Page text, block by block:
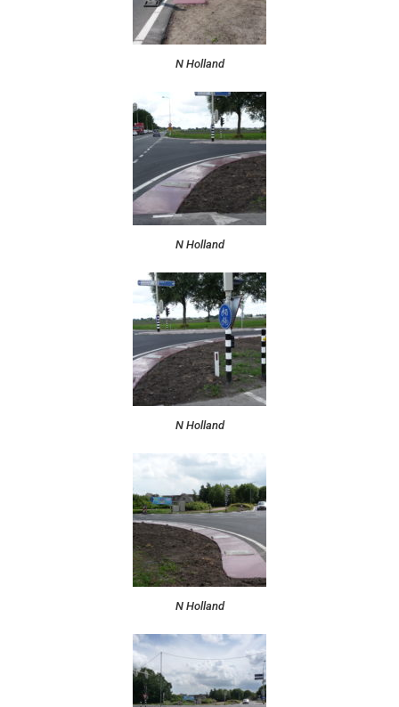
N Holland
N Holland
N Holland
N Holland